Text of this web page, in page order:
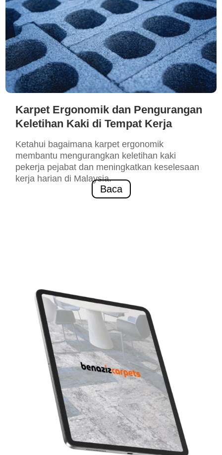
Karpet Ergonomik dan Pengurangan
Keletihan Kaki di Tempat Kerja
Ketahui bagaimana karpet ergonomik
membantu mengurangkan keletihan kaki
pekerja pejabat dan meningkatkan keselesaan
kerja harian di Malaysia.
Baca